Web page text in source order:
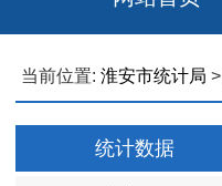
当前位置: 淮安市统计局 >
统计数据